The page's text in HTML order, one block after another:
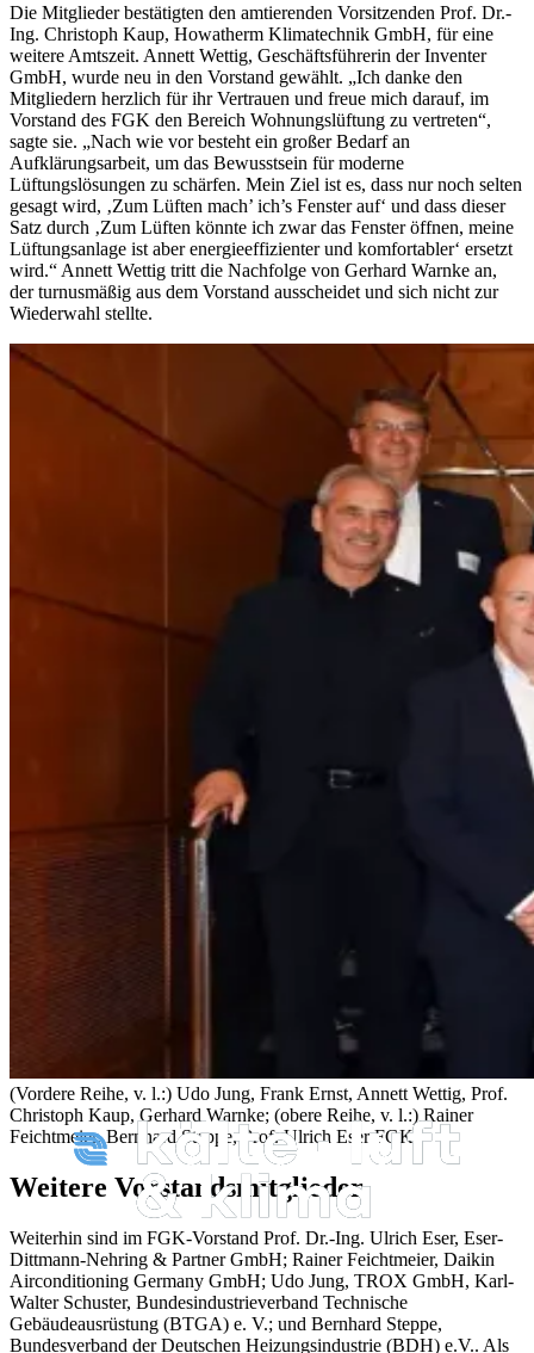
Die Mitglieder bestätigten den amtierenden Vorsitzenden Prof. Dr.-
Ing. Christoph Kaup, Howatherm Klimatechnik GmbH, für eine
weitere Amtszeit. Annett Wettig, Geschäftsführerin der Inventer
GmbH, wurde neu in den Vorstand gewählt. „Ich danke den
Mitgliedern herzlich für ihr Vertrauen und freue mich darauf, im
Vorstand des FGK den Bereich Wohnungslüftung zu vertreten“,
sagte sie. „Nach wie vor besteht ein großer Bedarf an
Aufklärungsarbeit, um das Bewusstsein für moderne
Lüftungslösungen zu schärfen. Mein Ziel ist es, dass nur noch selten
gesagt wird, ‚Zum Lüften mach’ ich’s Fenster auf‘ und dass dieser
Satz durch ‚Zum Lüften könnte ich zwar das Fenster öffnen, meine
Lüftungsanlage ist aber energieeffizienter und komfortabler‘ ersetzt
wird.“ Annett Wettig tritt die Nachfolge von Gerhard Warnke an,
der turnusmäßig aus dem Vorstand ausscheidet und sich nicht zur
Wiederwahl stellte.
(Vordere Reihe, v. l.:) Udo Jung, Frank Ernst, Annett Wettig, Prof.
Christoph Kaup, Gerhard Warnke; (obere Reihe, v. l.:) Rainer
Feichtmeier, Bernhard Steppe, Prof. Ulrich EserFGK
Weitere Vorstandsmitglieder
Weiterhin sind im FGK-Vorstand Prof. Dr.-Ing. Ulrich Eser, Eser-
Dittmann-Nehring & Partner GmbH; Rainer Feichtmeier, Daikin
Airconditioning Germany GmbH; Udo Jung, TROX GmbH, Karl-
Walter Schuster, Bundesindustrieverband Technische
Gebäudeausrüstung (BTGA) e. V.; und Bernhard Steppe,
Bundesverband der Deutschen Heizungsindustrie (BDH) e.V.. Als